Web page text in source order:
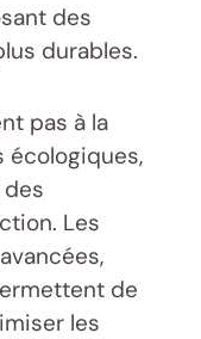
des
durables.
pas à la
Les
de
les